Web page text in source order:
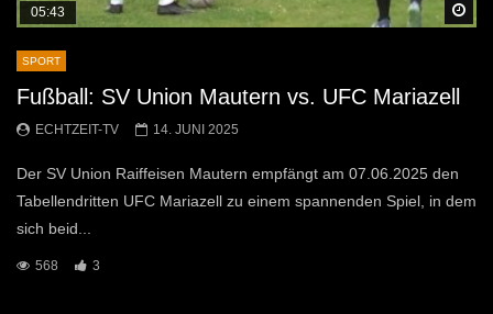
05:43
SPORT
Fußball: SV Union Mautern vs. UFC Mariazell
ECHTZEIT-TV 14. JUNI 2025
Der SV Union Raiffeisen Mautern empfängt am 07.06.2025 den
Tabellendritten UFC Mariazell zu einem spannenden Spiel, in dem
sich beid...
568 3